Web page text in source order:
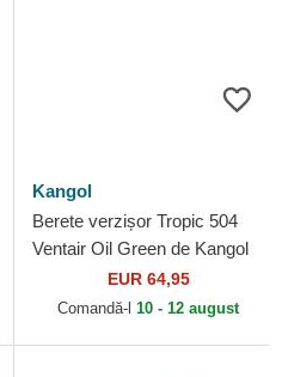
Kangol
Berete verzișor Tropic 504
Ventair Oil Green de Kangol
EUR 64,95
Comandă-l 10 - 12 august